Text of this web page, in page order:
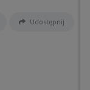
Udostępnij